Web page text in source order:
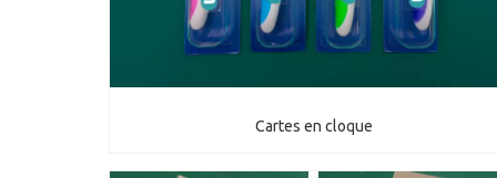
Cartes en cloque